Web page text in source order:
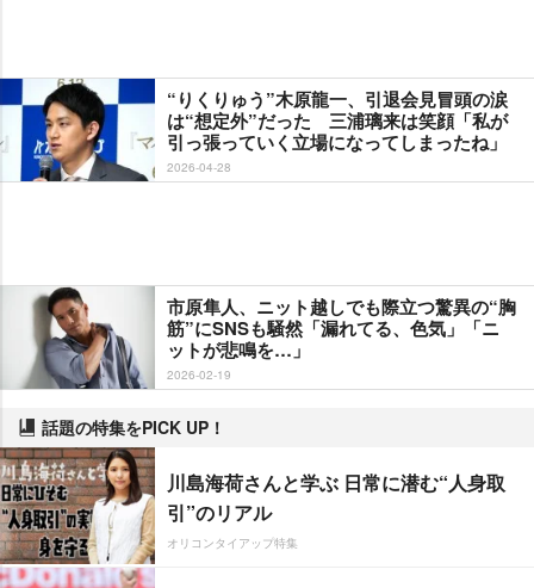
“りくりゅう”木原龍一、引退会見冒頭の涙
は“想定外”だった 三浦璃来は笑顔「私が
引っ張っていく立場になってしまったね」
2026-04-28
市原隼人、ニット越しでも際立つ驚異の“胸
筋”にSNSも騒然「漏れてる、色気」「ニ
ットが悲鳴を…」
2026-02-19
話題の特集をPICK UP！
川島海荷さんと学ぶ 日常に潜む“人身取
引”のリアル
オリコンタイアップ特集